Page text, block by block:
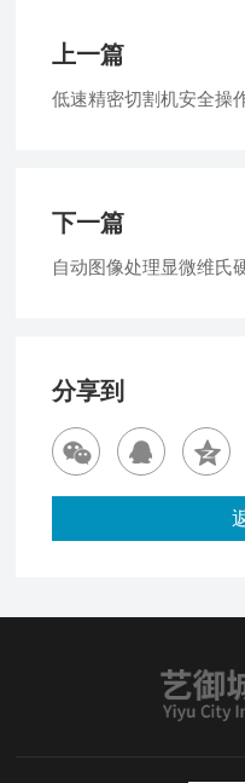
上一篇
低速精密切割机安全操
下一篇
自动图像处理显微维氏
分享到